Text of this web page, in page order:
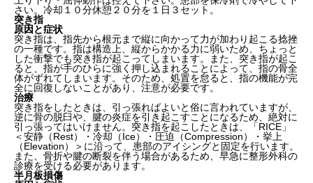
さい。冷却１０分休憩２０分を１日３セット。
突き指
原因と症状
突き指は、指先から根元まで縦に向かって力が加わり起こる捻挫
の一種です。指は構造上、縦からかかる力に弱いため、ちょっと
した衝撃でも突き指が起こってしまいます。また、突き指が起こ
ると、指が手のひらに強く押し込まれることによって、指の骨全
体がずれてしまいます。そのため、処置を怠ると、指の機能が完
全に回復しないことがあり、注意が必要です。
治療
突き指をしたときは、引っ張ればよいと俗に言われていますが、
逆に骨の脱臼や、腱の炎症を引き起こすことになるため、絶対に
引っ張ってはいけません。突き指を起こしたときは、「RICE」
＜安静（Rest）・冷却（Ice）・圧迫（Compression）・挙上
（Elevation）＞に沿って、患部のアイシングと固定を行います。
また、骨折や腱の断裂を伴う場合があるため、早急に整形外科の
診療を受ける必要があります。
半月板損傷